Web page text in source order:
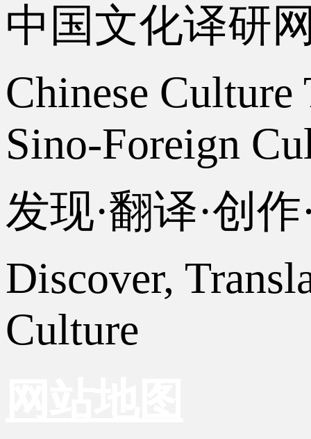
中国文化译研
Chinese
Sino-Foreign
发现·翻译·创
Discover,
Culture